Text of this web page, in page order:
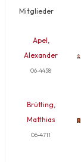
Mitglieder
Apel,
Alexander
06-4458
Brütting,
Matthias
06-4711